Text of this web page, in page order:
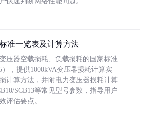
准一览表及计算方法
压器空载损耗、负载损耗的国家标准
），提供1000kVA变压器损耗计算实
计算方法，并附电力变压器损耗计算
SCB13等常见型号参数，指导用户
评估要点。